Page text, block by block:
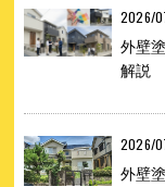
2026/
外壁
解説
2026/
外壁